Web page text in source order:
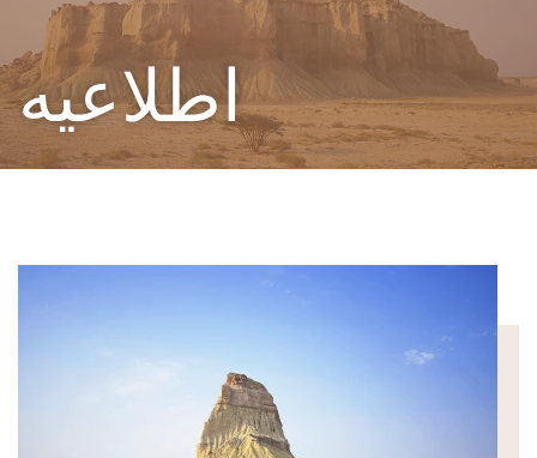
اطلاعیه